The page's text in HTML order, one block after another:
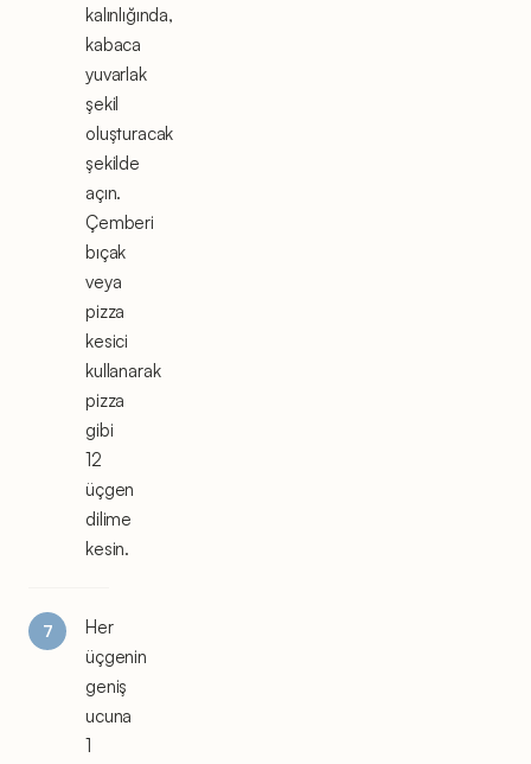
kalınlığında,
kabaca
yuvarlak
şekil
oluşturacak
şekilde
açın.
Çemberi
bıçak
veya
pizza
kesici
kullanarak
pizza
gibi
12
üçgen
dilime
kesin.
Her
üçgenin
geniş
ucuna
1